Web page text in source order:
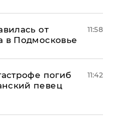
от
в Подмосковье
11:58
погиб
певец
11:42